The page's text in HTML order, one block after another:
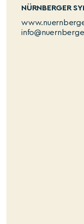
NÜRNBERGER